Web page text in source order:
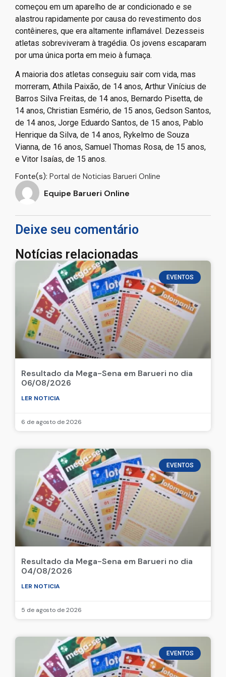
começou em um aparelho de ar condicionado e se
alastrou rapidamente por causa do revestimento dos
contêineres, que era altamente inflamável. Dezesseis
atletas sobreviveram à tragédia. Os jovens escaparam
por uma única porta em meio à fumaça.
A maioria dos atletas conseguiu sair com vida, mas
morreram, Athila Paixão, de 14 anos, Arthur Vinícius de
Barros Silva Freitas, de 14 anos, Bernardo Pisetta, de
14 anos, Christian Esmério, de 15 anos, Gedson Santos,
de 14 anos, Jorge Eduardo Santos, de 15 anos, Pablo
Henrique da Silva, de 14 anos, Rykelmo de Souza
Vianna, de 16 anos, Samuel Thomas Rosa, de 15 anos,
e Vitor Isaías, de 15 anos.
Fonte(s): Portal de Noticias Barueri Online
Equipe Barueri Online
Deixe seu comentário
Notícias relacionadas
EVENTOS
Resultado da Mega-Sena em Barueri no dia
06/08/2026
LER NOTICIA
6 de agosto de 2026
EVENTOS
Resultado da Mega-Sena em Barueri no dia
04/08/2026
LER NOTICIA
5 de agosto de 2026
EVENTOS